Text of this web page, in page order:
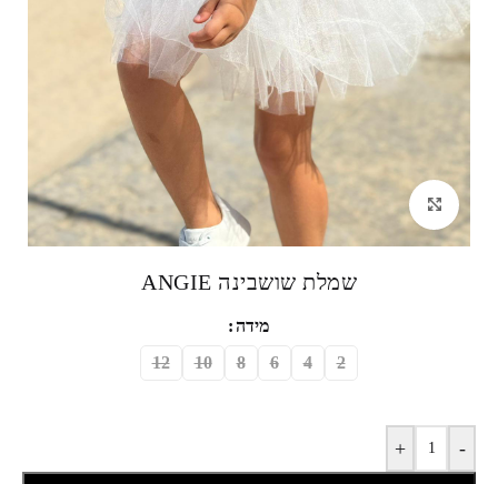
לחצי להגדלה
שמלת שושבינה ANGIE
מידה
2
4
6
8
10
12
-
+